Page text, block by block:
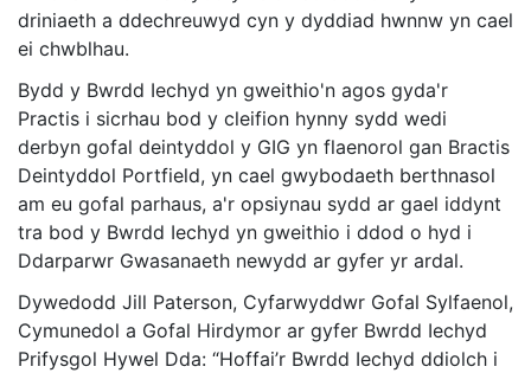
driniaeth a ddechreuwyd cyn y dyddiad hwnnw yn cael
ei chwblhau.
Bydd y Bwrdd Iechyd yn gweithio'n agos gyda'r
Practis i sicrhau bod y cleifion hynny sydd wedi
derbyn gofal deintyddol y GIG yn flaenorol gan Bractis
Deintyddol Portfield, yn cael gwybodaeth berthnasol
am eu gofal parhaus, a'r opsiynau sydd ar gael iddynt
tra bod y Bwrdd Iechyd yn gweithio i ddod o hyd i
Ddarparwr Gwasanaeth newydd ar gyfer yr ardal.
Dywedodd Jill Paterson, Cyfarwyddwr Gofal Sylfaenol,
Cymunedol a Gofal Hirdymor ar gyfer Bwrdd Iechyd
Prifysgol Hywel Dda: “Hoffai’r Bwrdd Iechyd ddiolch i